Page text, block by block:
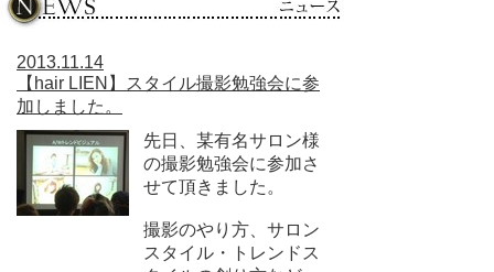
2013.11.14
【hair LIEN】スタイル撮影勉強会に参
加しました。
先日、某有名サロン様
の撮影勉強会に参加さ
せて頂きました。
撮影のやり方、サロン
スタイル・トレンドス